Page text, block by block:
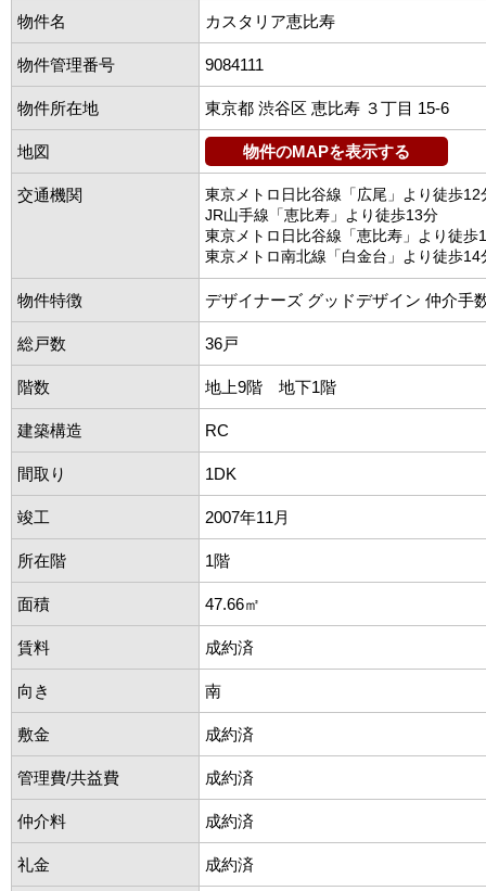
物件名 カスタリア恵比寿
物件管理番号 9084111
物件所在地 東京都 渋谷区 恵比寿 ３丁目 15-6
地図 物件のMAPを表示する
交通機関
東京メトロ日比谷線「広尾」より徒歩12
JR山手線「恵比寿」より徒歩13分
東京メトロ日比谷線「恵比寿」より徒歩
東京メトロ南北線「白金台」より徒歩14
物件特徴 デザイナーズ グッドデザイン 仲介手
総戸数 36戸
階数 地上9階 地下1階
建築構造 RC
間取り 1DK
竣工 2007年11月
所在階 1階
面積 47.66㎡
賃料 成約済
向き 南
敷金 成約済
管理費/共益費 成約済
仲介料 成約済
礼金 成約済